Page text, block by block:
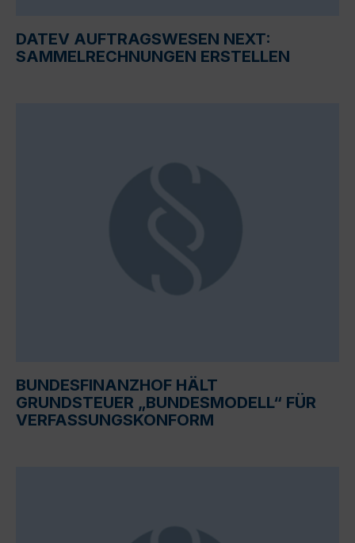
DATEV AUFTRAGSWESEN NEXT:
SAMMELRECHNUNGEN ERSTELLEN
BUNDESFINANZHOF HÄLT
GRUNDSTEUER „BUNDESMODELL“ FÜR
VERFASSUNGSKONFORM